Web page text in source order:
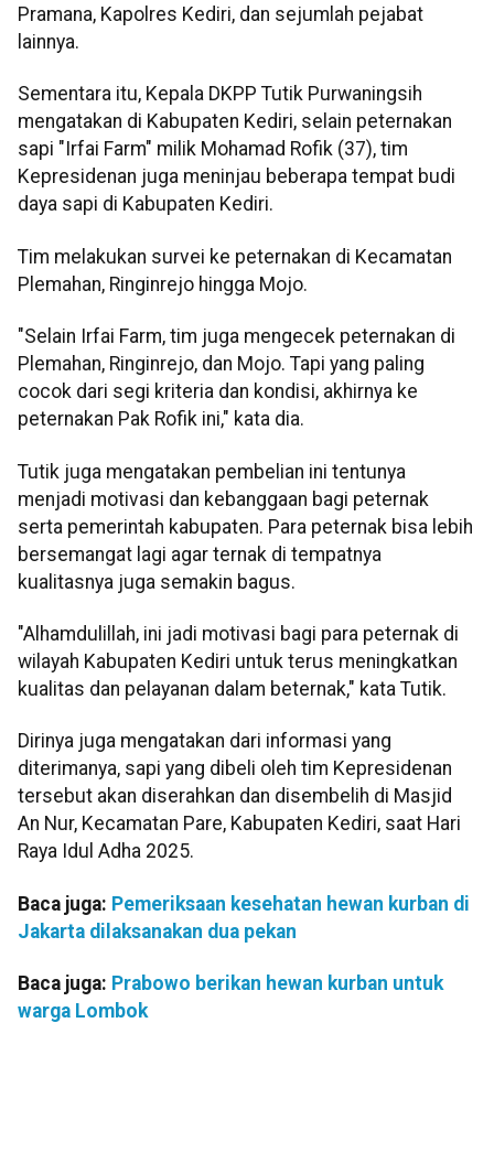
Pramana, Kapolres Kediri, dan sejumlah pejabat
lainnya.
Sementara itu, Kepala DKPP Tutik Purwaningsih
mengatakan di Kabupaten Kediri, selain peternakan
sapi "Irfai Farm" milik Mohamad Rofik (37), tim
Kepresidenan juga meninjau beberapa tempat budi
daya sapi di Kabupaten Kediri.
Tim melakukan survei ke peternakan di Kecamatan
Plemahan, Ringinrejo hingga Mojo.
"Selain Irfai Farm, tim juga mengecek peternakan di
Plemahan, Ringinrejo, dan Mojo. Tapi yang paling
cocok dari segi kriteria dan kondisi, akhirnya ke
peternakan Pak Rofik ini," kata dia.
Tutik juga mengatakan pembelian ini tentunya
menjadi motivasi dan kebanggaan bagi peternak
serta pemerintah kabupaten. Para peternak bisa lebih
bersemangat lagi agar ternak di tempatnya
kualitasnya juga semakin bagus.
"Alhamdulillah, ini jadi motivasi bagi para peternak di
wilayah Kabupaten Kediri untuk terus meningkatkan
kualitas dan pelayanan dalam beternak," kata Tutik.
Dirinya juga mengatakan dari informasi yang
diterimanya, sapi yang dibeli oleh tim Kepresidenan
tersebut akan diserahkan dan disembelih di Masjid
An Nur, Kecamatan Pare, Kabupaten Kediri, saat Hari
Raya Idul Adha 2025.
Baca juga: Pemeriksaan kesehatan hewan kurban di
Jakarta dilaksanakan dua pekan
Baca juga: Prabowo berikan hewan kurban untuk
warga Lombok